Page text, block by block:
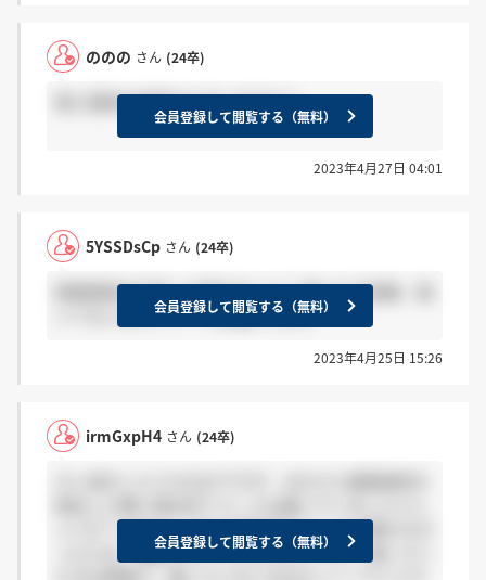
ののの さん (24卒)
個人面接の結果きた方いますか？
会員登録して閲覧する（無料）
2023年4月27日 04:01
5YSSDsCp さん (24卒)
録画面接の合否って届きました？ 届いた方感謝、届
いてない方ホント？でお願いします
会員登録して閲覧する（無料）
2023年4月25日 15:26
irmGxpH4 さん (24卒)
ょうか？ 私のところには提出完了メールが届かなか
ったため、確認させていただきたいです。 届いてい
会員登録して閲覧する（無料）